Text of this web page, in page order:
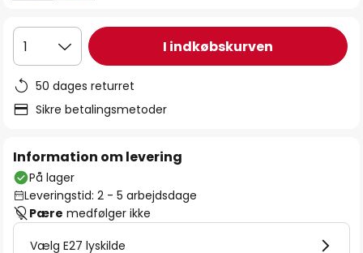
1 I indkøbskurven
50 dages returret
Sikre betalingsmetoder
Information om levering
På lager
Leveringstid: 2 - 5 arbejdsdage
Pære medfølger ikke
Vælg E27 lyskilde